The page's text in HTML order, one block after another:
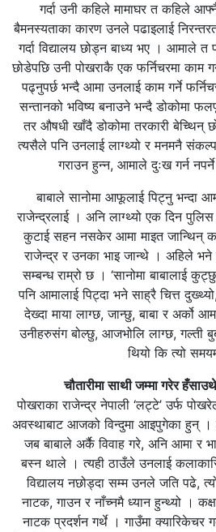
गर्दा उनी कहिले मामाघर त कहिले
बैमनस्यताका कारण उनले पढाइलाई
गर्दा विद्यालय छोड्न बाध्य भए । आमाले त
छोडेपछि उनी पोखराकै एक फर्निचरमा काम
पढ्नुपर्छ भन्दै आमा उनलाई काम गर्ने
सन्तानको भविष्य बनाउने भन्दै डोकोमा
तर औषधी खाँदै डोकोमा तरकारी बेच्थिन्
त्यसैले पनि उनलाई लाग्थ्यो र मनमनै संकल्प
गराउन हुन्न, आमाले दुःख गर्न नपर्ने
बाबाले सानोमा आफूलाई पिट्नु भन्दा
राजेन्द्रलाई । अनि लाग्थ्यो एक दिन
कुटाई सहन नसकेर आमा माइत जान्थिन्
राजेन्द्र र उनका भाइ जान्थे । अहिले भने
सम्बन्ध राम्रो छ । ‘सानोमा बाबालाई
पनि आमालाई पिट्दा भने साह्रै चित्त
देख्दा माया लाग्छ, जान्छु, बाबा र अर्को
उनीहरुसंग बोल्छु, आजभोलि लाग्छ, गल्ती
थियो कि त्यो
चौतारीमा साथी जम्मा गरेर
पोखराका राजेन्द्र नेपाली ‘लट्टे’ उर्फ
अवस्थाबाट आजको विन्दुमा आइपुगेका हुन् ।
जब बाबाले अर्कै विवाह गरे, अनि आमा र
बस्न थाले । त्यही ठाउँले उनलाई
विद्यालय नछोड्दा सम्म उनले जति पढे,
नाटक, गाउन र नाँच्नमै ध्यान हुन्थ्यो ।
नाटक प्रदर्शन गर्थे । गाउँमा क्यारिकेचर